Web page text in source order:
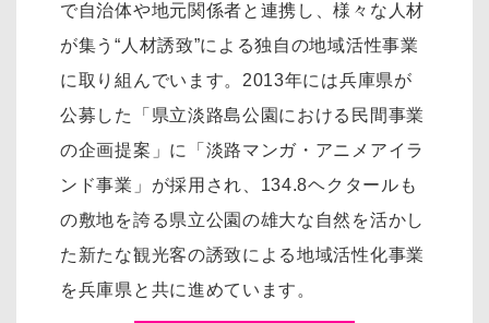
で自治体や地元関係者と連携し、様々な人材
が集う“人材誘致”による独自の地域活性事業
に取り組んでいます。2013年には兵庫県が
公募した「県立淡路島公園における民間事業
の企画提案」に「淡路マンガ・アニメアイラ
ンド事業」が採用され、134.8ヘクタールも
の敷地を誇る県立公園の雄大な自然を活かし
た新たな観光客の誘致による地域活性化事業
を兵庫県と共に進めています。